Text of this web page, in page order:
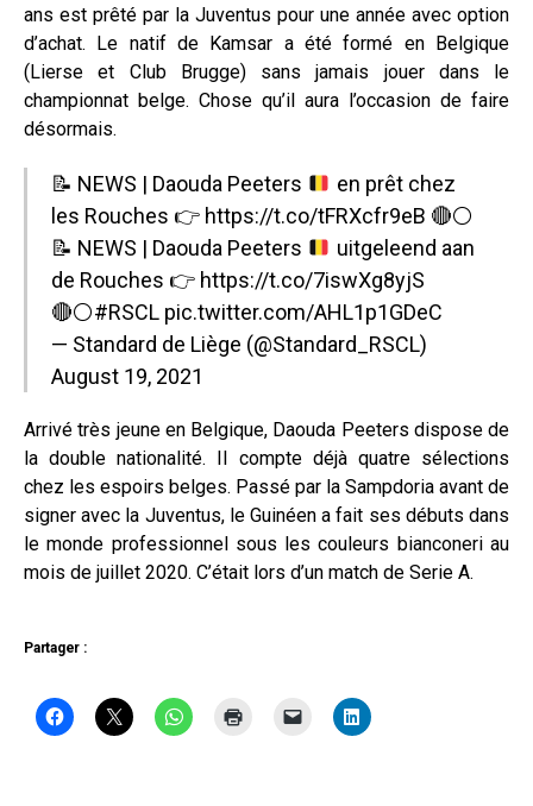
ans est prêté par la Juventus pour une année avec option
d’achat. Le natif de Kamsar a été formé en Belgique
(Lierse et Club Brugge) sans jamais jouer dans le
championnat belge. Chose qu’il aura l’occasion de faire
désormais.
📝 NEWS | Daouda Peeters
en prêt chez
les Rouches 👉 https://t.co/tFRXcfr9eB 🔴⚪
📝 NEWS | Daouda Peeters
uitgeleend aan
de Rouches 👉 https://t.co/7iswXg8yjS
🔴⚪#RSCL pic.twitter.com/AHL1p1GDeC
— Standard de Liège (@Standard_RSCL)
August 19, 2021
Arrivé très jeune en Belgique, Daouda Peeters dispose de
la double nationalité. Il compte déjà quatre sélections
chez les espoirs belges. Passé par la Sampdoria avant de
signer avec la Juventus, le Guinéen a fait ses débuts dans
le monde professionnel sous les couleurs bianconeri au
mois de juillet 2020. C’était lors d’un match de Serie A.
Partager :